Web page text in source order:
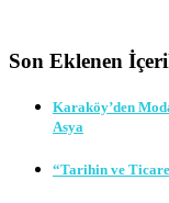
Son Eklenen
Karaköy’den
Asya
“Tarihin ve